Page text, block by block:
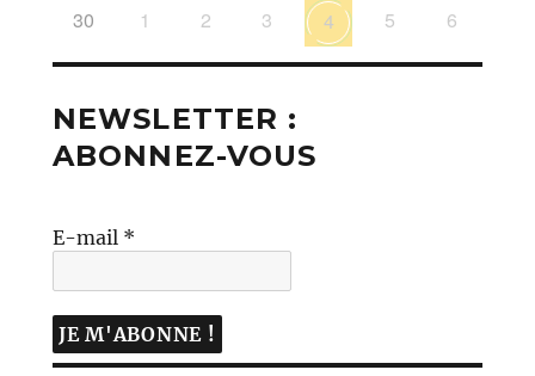
30 1 2 3 4 5 6
NEWSLETTER :
ABONNEZ-VOUS
E-mail *